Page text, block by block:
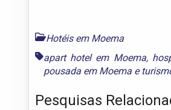
Hotéis em Moema
apart hotel em Moema,
pousada em Moema e
Pesquisas